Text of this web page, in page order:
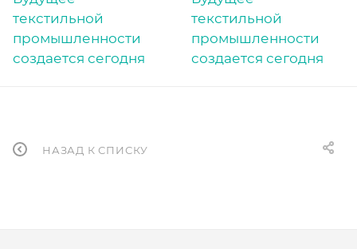
НАЗАД К СПИСКУ